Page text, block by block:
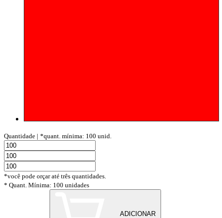
Quantidade | *quant. mínima: 100 unid.
*você pode orçar até três quantidades.
* Quant. Mínima: 100 unidades
ADICIONAR